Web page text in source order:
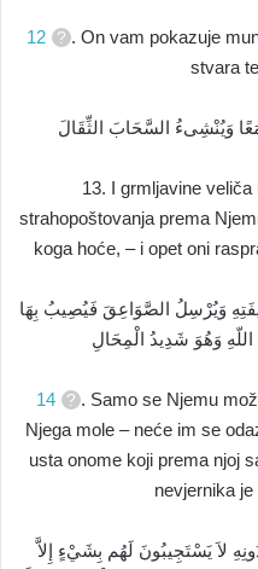
12
. On vam pokazuje
stvara
وَيُنْشِىءُ السَّحَابَ الثِّقَالَ
13. I grmljavine
strahopoštovanja prema
koga hoće, – i opet oni
وَيُرْسِلُ الصَّوَاعِقَ فَيُصِيبُ بِهَا
وَهُوَ شَدِيدُ الْمِحَالِ
14
. Samo se Njemu
Njega mole – neće im se
usta onome koji prema njoj
nevjernika
لاَ يَسْتَجِيبُونَ لَهُم بِشَيْءٍ إِلاَّ